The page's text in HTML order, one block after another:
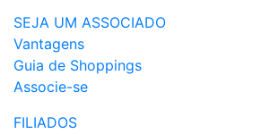
SEJA UM ASSOCIADO
Vantagens
Guia de Shoppings
Associe-se
FILIADOS